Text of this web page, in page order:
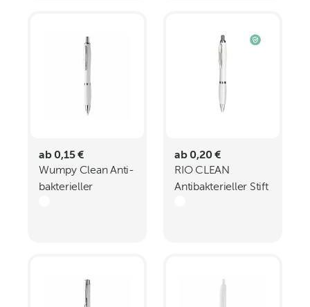
ab 0,15 €
Wumpy Clean Anti-
bakterieller
ab 0,20 €
RIO CLEAN
Antibakterieller Stift